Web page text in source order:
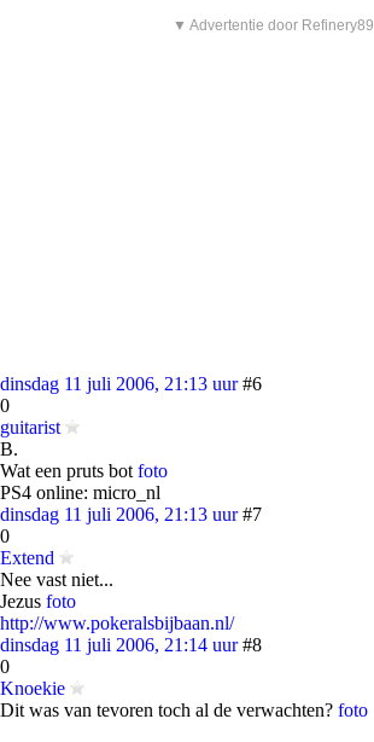
▼ Advertentie door Refinery89
dinsdag 11 juli 2006, 21:13 uur #6
0
guitarist
B.
Wat een pruts bot foto
PS4 online: micro_nl
dinsdag 11 juli 2006, 21:13 uur #7
0
Extend
Nee vast niet...
Jezus foto
http://www.pokeralsbijbaan.nl/
dinsdag 11 juli 2006, 21:14 uur #8
0
Knoekie
Dit was van tevoren toch al de verwachten? foto